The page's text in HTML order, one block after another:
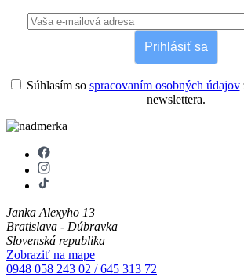
Prihlásiť sa
Súhlasím so spracovaním osobných údajov
newslettera.
Janka Alexyho 13
Bratislava - Dúbravka
Slovenská republika
Zobraziť na mape
0948 058 243 02 / 645 313 72